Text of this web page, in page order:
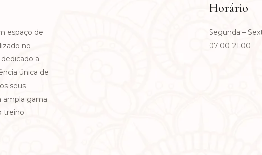
espaço de
no
dedicado a
única de
seus
ampla gama
treino
Horário
Segunda –
07:00-21:00